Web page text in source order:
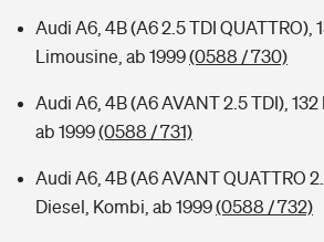
Audi A6, 4B (A6 2.5 TDI QUATTRO),
Limousine, ab 1999(0588 / 730)
Audi A6, 4B (A6 AVANT 2.5 TDI), 132
ab 1999(0588 / 731)
Audi A6, 4B (A6 AVANT QUATTRO
Diesel, Kombi, ab 1999(0588 / 732)